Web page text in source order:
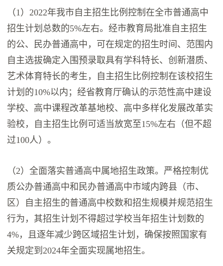
（1）2022年我市自主招生比例控制在全市普通高中
招生计划总数的5%左右。经市教育局批准自主招生
的公、民办普通高中，可在规定的招生时间、范围内
自主选拔确定入围预录取具有学科特长、创新潜质、
艺术体育特长的考生，自主招生比例控制在该校招生
计划的10%以内；经省教育厅确认的示范性高中建设
学校、高中课程改革基地校、高中多样化发展改革实
验校，自主招生比例可适当放宽至15%左右（但不超
过100人）。
（2）全面落实普通高中属地招生政策。严格控制优
质公办普通高中和民办普通高中市域内跨县（市、
区）自主招生的普通高中校数和招生规模并规范招生
行为，其招生计划不得超过学校当年招生计划数的
4%，且逐年减少跨区域招生计划，确保按照国家有
关规定到2024年全面实现属地招生。